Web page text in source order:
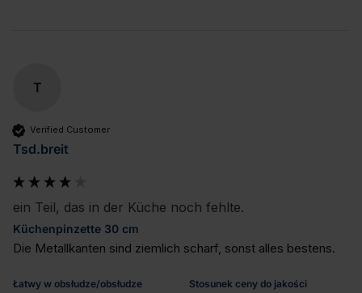
T
Verified Customer
Tsd.breit
ein Teil, das in der Küche noch fehlte.
Küchenpinzette 30 cm
Die Metallkanten sind ziemlich scharf, sonst alles bestens.
Łatwy w obsłudze/obsłudze Stosunek ceny do jakości